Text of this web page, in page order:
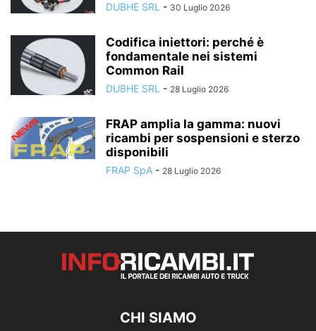
DUBHE SRL - 30 Luglio 2026
Codifica iniettori: perché è
fondamentale nei sistemi
Common Rail
DUBHE SRL - 28 Luglio 2026
FRAP amplia la gamma: nuovi
ricambi per sospensioni e sterzo
disponibili
FRAP SpA - 28 Luglio 2026
CHI SIAMO